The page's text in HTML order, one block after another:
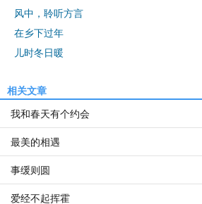
风中，聆听方言
在乡下过年
儿时冬日暖
相关文章
我和春天有个约会
最美的相遇
事缓则圆
爱经不起挥霍